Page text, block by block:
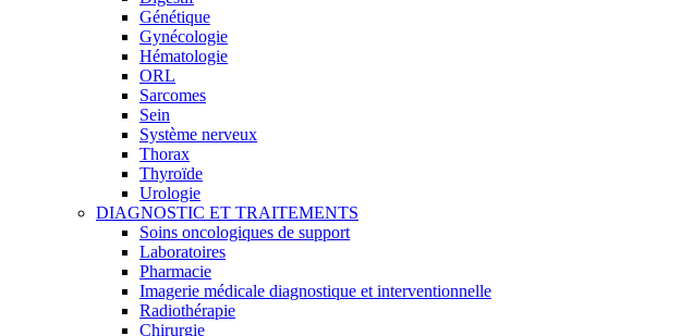
Génétique
Gynécologie
Hématologie
ORL
Sarcomes
Sein
Système nerveux
Thorax
Thyroïde
Urologie
DIAGNOSTIC ET TRAITEMENTS
Soins oncologiques de support
Laboratoires
Pharmacie
Imagerie médicale diagnostique et interventionnelle
Radiothérapie
Chirurgie